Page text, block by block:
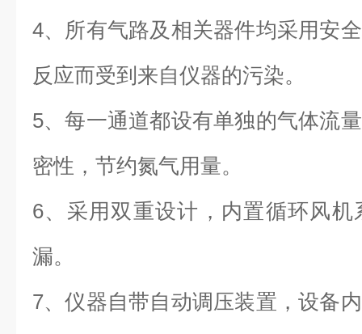
4、所有气路及相关器件均采用安
反应而受到来自仪器的污染。
5、每一通道都设有单独的气体流
密性，节约氮气用量。
6、采用双重设计，内置循环风
漏。
7、仪器自带自动调压装置，设备